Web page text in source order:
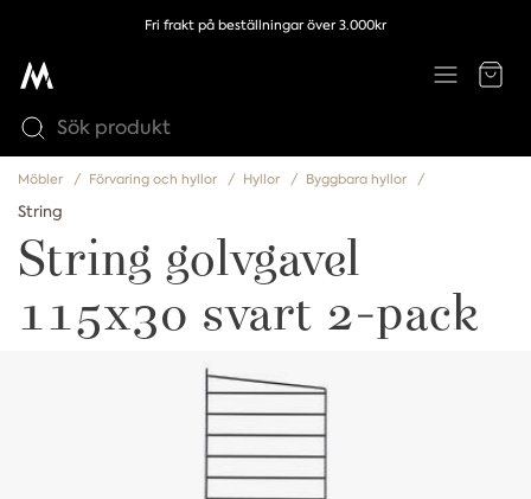
Fri frakt på beställningar över 3.000kr
Möbler Förvaring och hyllor Hyllor Byggbara hyllor
String
String golvgavel
115x30 svart 2-pack